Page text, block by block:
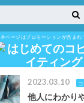
本ページはプロモーションが含まれ
2023.03.10
他人にわかり